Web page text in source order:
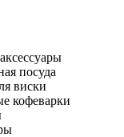
посуда
виски
кофеварки